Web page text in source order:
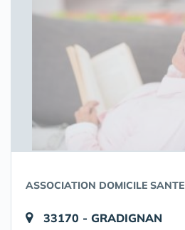
ASSOCIATION DOMICILE SANTE
33170 - GRADIGNAN